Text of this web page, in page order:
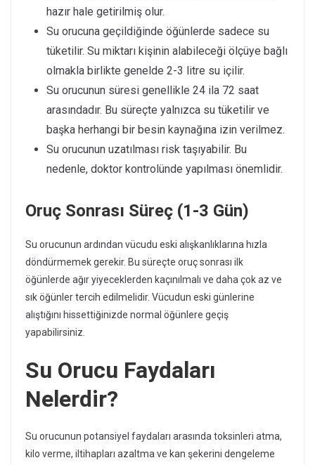
hazır hale getirilmiş olur.
Su orucuna geçildiğinde öğünlerde sadece su
tüketilir. Su miktarı kişinin alabileceği ölçüye bağlı
olmakla birlikte genelde 2-3 litre su içilir.
Su orucunun süresi genellikle 24 ila 72 saat
arasındadır. Bu süreçte yalnızca su tüketilir ve
başka herhangi bir besin kaynağına izin verilmez.
Su orucunun uzatılması risk taşıyabilir. Bu
nedenle, doktor kontrolünde yapılması önemlidir.
Oruç Sonrası Süreç (1-3 Gün)
Su orucunun ardından vücudu eski alışkanlıklarına hızla
döndürmemek gerekir. Bu süreçte oruç sonrası ilk
öğünlerde ağır yiyeceklerden kaçınılmalı ve daha çok az ve
sık öğünler tercih edilmelidir. Vücudun eski günlerine
alıştığını hissettiğinizde normal öğünlere geçiş
yapabilirsiniz.
Su Orucu Faydaları
Nelerdir?
Su orucunun potansiyel faydaları arasında toksinleri atma,
kilo verme, iltihapları azaltma ve kan şekerini dengeleme